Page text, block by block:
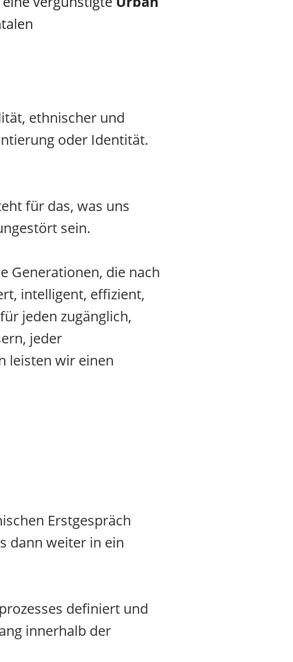
ethnischer und
oder Identität.
für das, was uns
sein.
Generationen, die nach
intelligent, effizient,
jeden zugänglich,
jeder
leisten wir einen
Erstgespräch
dann weiter in ein
definiert und
innerhalb der